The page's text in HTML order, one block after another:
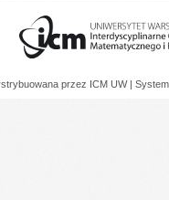
przez ICM UW |